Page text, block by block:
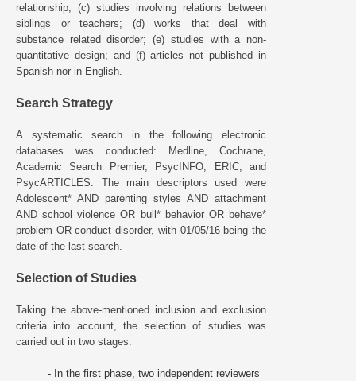
relationship; (c) studies involving relations between
siblings or teachers; (d) works that deal with
substance related disorder; (e) studies with a non-
quantitative design; and (f) articles not published in
Spanish nor in English.
Search Strategy
A systematic search in the following electronic
databases was conducted: Medline, Cochrane,
Academic Search Premier, PsycINFO, ERIC, and
PsycARTICLES. The main descriptors used were
Adolescent* AND parenting styles AND attachment
AND school violence OR bull* behavior OR behave*
problem OR conduct disorder, with 01/05/16 being the
date of the last search.
Selection of Studies
Taking the above-mentioned inclusion and exclusion
criteria into account, the selection of studies was
carried out in two stages:
- In the first phase, two independent reviewers